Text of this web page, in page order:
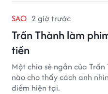
SAO 2 giờ trước
Trấn Thành làm
tiền
Một chia sẻ ngắn của
nào cho thấy cách anh
điểm hiện tại.